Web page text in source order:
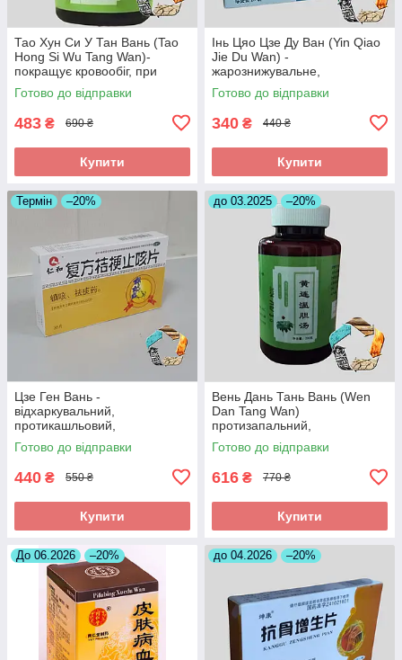
Тао Хун Си У Тан Вань (Tao
Hong Si Wu Tang Wan)-
покращує кровообіг, при
інсульті, головних болях
Готово до відправки
483 ₴ 690 ₴
Купити
Інь Цяо Цзе Ду Ван (Yin Qiao
Jie Du Wan) -
жарознижувальне,
протизапальне,антиалергічне
Готово до відправки
340 ₴ 440 ₴
Купити
Термін –20%
Цзе Ген Вань -
відхаркувальний,
протикашльовий,
протизапальний
Готово до відправки
440 ₴ 550 ₴
Купити
до 03.2025 –20%
Вень Дань Тань Вань (Wen
Dan Tang Wan)
протизапальний,
знеболюючий, при
холециститі
Готово до відправки
616 ₴ 770 ₴
Купити
До 06.2026 –20% до 04.2026 –20%